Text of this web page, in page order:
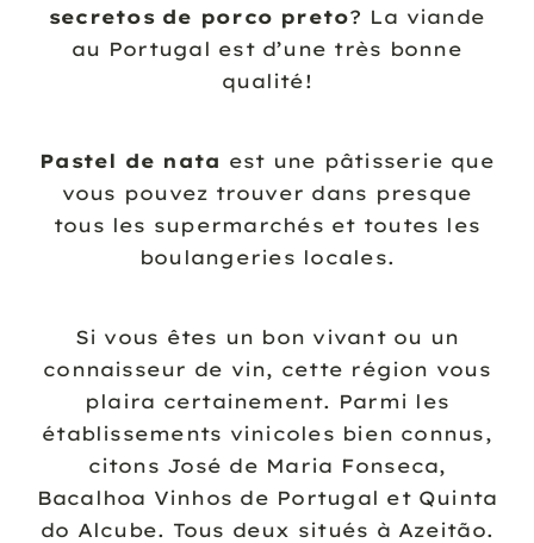
secretos de porco preto? La viande
au Portugal est d’une très bonne
qualité!
Pastel de nata est une pâtisserie que
vous pouvez trouver dans presque
tous les supermarchés et toutes les
boulangeries locales.
Si vous êtes un bon vivant ou un
connaisseur de vin, cette région vous
plaira certainement. Parmi les
établissements vinicoles bien connus,
citons José de Maria Fonseca,
Bacalhoa Vinhos de Portugal et Quinta
do Alcube. Tous deux situés à Azeitão.